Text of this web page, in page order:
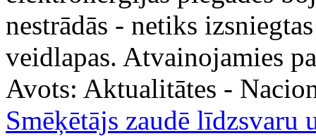
nestrādās - netiks
veidlapas. Atvainojamies
Avots: Aktualitātes -
Smēķētājs zaudē līdzsvaru